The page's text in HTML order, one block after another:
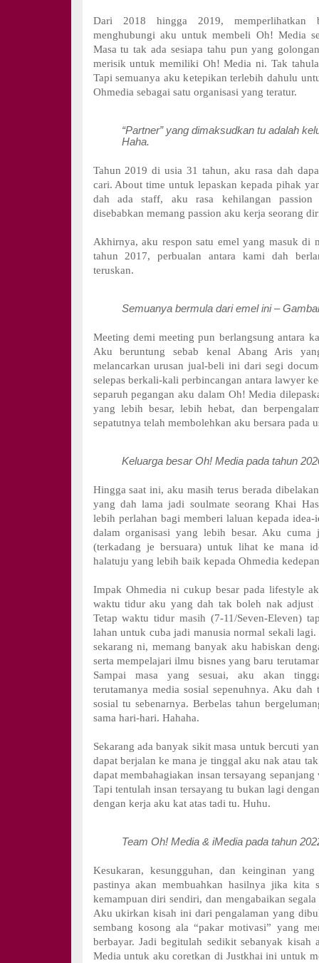
Dari 2018 hingga 2019, memperlihatkan
menghubungi aku untuk membeli Oh! Media
Masa tu tak ada sesiapa tahu pun yang
merisik untuk memiliki Oh! Media ni. Tak
Tapi semuanya aku ketepikan terlebih dahulu
Ohmedia sebagai satu organisasi yang teratur.
“Partner” yang dimaksudkan tu adalah
Haha.
Tahun 2019 di usia 31 tahun, aku rasa dah
cari. About time untuk lepaskan kepada pihak
dah ada staff, aku rasa kehilangan
disebabkan memang passion aku kerja seorang
Akhirnya, aku respon satu emel yang masuk di
tahun 2017, perbualan antara kami dah
teruskan.
Semuanya bermula dari emel ini –
Meeting demi meeting pun berlangsung antara
Aku beruntung sebab kenal Abang Aris
melancarkan urusan jual-beli ini dari segi
selepas berkali-kali perbincangan antara lawyer
separuh pegangan aku dalam Oh! Media
yang lebih besar, lebih hebat, dan
sepatutnya telah membolehkan aku bersara pada
Keluarga besar Oh! Media pada tahun
Hingga saat ini, aku masih terus berada
yang dah lama jadi soulmate seorang Khai
lebih perlahan bagi memberi laluan kepada
dalam organisasi yang lebih besar. Aku cuma
(terkadang je bersuara) untuk lihat ke mana
halatuju yang lebih baik kepada Ohmedia
Impak Ohmedia ni cukup besar pada lifestyle
waktu tidur aku yang dah tak boleh nak adjust
Tetap waktu tidur masih (7-11/Seven-Eleven)
lahan untuk cuba jadi manusia normal sekali
sekarang ni, memang banyak aku habiskan
serta mempelajari ilmu bisnes yang baru
Sampai masa yang sesuai, aku akan
terutamanya media sosial sepenuhnya. Aku
sosial tu sebenarnya. Berbelas tahun
sama hari-hari. Hahaha.
Sekarang ada banyak sikit masa untuk bercuti
dapat berjalan ke mana je tinggal aku nak atau
dapat membahagiakan insan tersayang
Tapi tentulah insan tersayang tu bukan lagi
dengan kerja aku kat atas tadi tu. Huhu.
Team Oh! Media & iMedia pada tahun
Kesukaran, kesungguhan, dan keinginan
pastinya akan membuahkan hasilnya jika kita
kemampuan diri sendiri, dan mengabaikan
Aku ukirkan kisah ini dari pengalaman yang
sembang kosong ala “pakar motivasi” yang
berbayar. Jadi begitulah sedikit sebanyak kisah
Media untuk aku coretkan di Justkhai ini untuk